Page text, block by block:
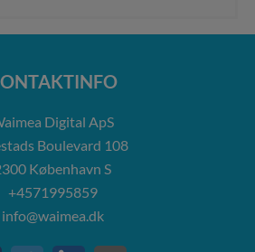
Digital ApS
Boulevard 108
København S
+4571995859
info@waimea.dk